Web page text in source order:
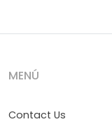
MENÚ
Contact Us